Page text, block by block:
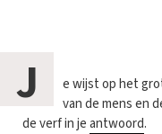
J
e wijst op het
van de mens en
de verf in jeantwoord.